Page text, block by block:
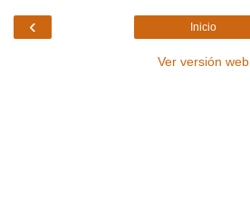
‹ Inicio
Ver versión web